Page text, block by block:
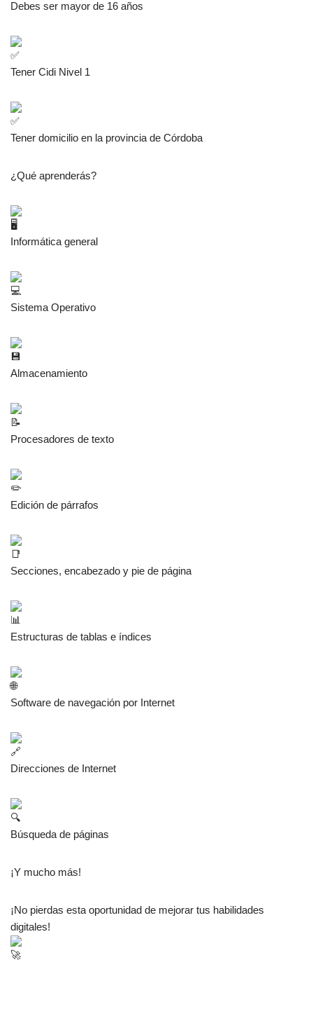
Debes ser mayor de 16 años
Tener Cidi Nivel 1
Tener domicilio en la provincia de Córdoba
¿Qué aprenderás?
Informática general
Sistema Operativo
Almacenamiento
Procesadores de texto
Edición de párrafos
Secciones, encabezado y pie de página
Estructuras de tablas e índices
Software de navegación por Internet
Direcciones de Internet
Búsqueda de páginas
¡Y mucho más!
¡No pierdas esta oportunidad de mejorar tus habilidades
digitales!